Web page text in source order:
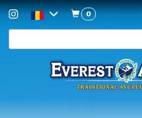
de
căutare
0